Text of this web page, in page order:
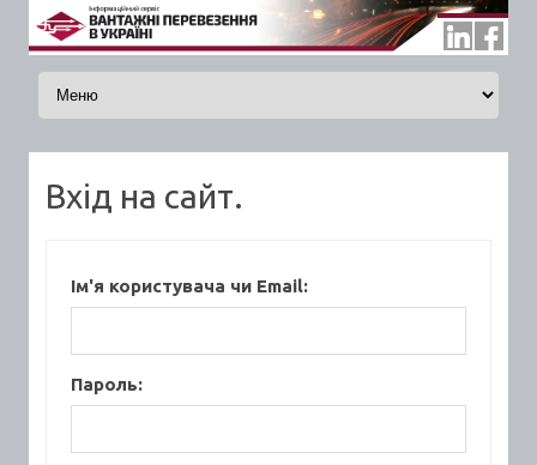
Skip to content
Вхід на сайт.
Ім'я користувача чи Email:
Пароль: